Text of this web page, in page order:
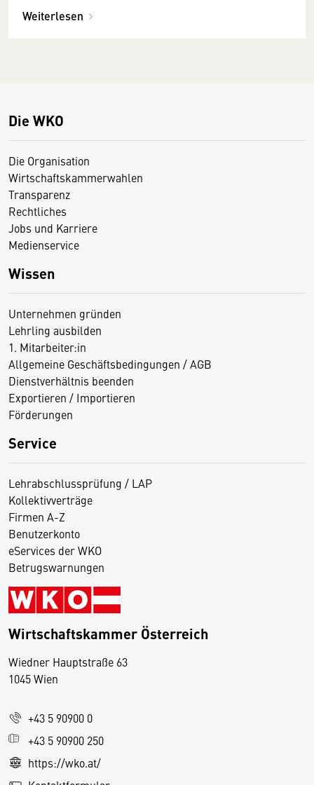
Weiterlesen
Die WKO
Die Organisation
Wirtschaftskammerwahlen
Transparenz
Rechtliches
Jobs und Karriere
Medienservice
Wissen
Unternehmen gründen
Lehrling ausbilden
1. Mitarbeiter:in
Allgemeine Geschäftsbedingungen / AGB
Dienstverhältnis beenden
Exportieren / Importieren
Förderungen
Service
Lehrabschlussprüfung / LAP
Kollektivverträge
Firmen A-Z
Benutzerkonto
eServices der WKO
Betrugswarnungen
Wirtschaftskammer Österreich
Wiedner Hauptstraße 63
1045 Wien
+43 5 90900 0
+43 5 90900 250
https://wko.at/
D
s
e
S
e